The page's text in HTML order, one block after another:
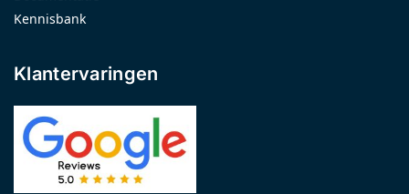
Kennisbank
Klantervaringen